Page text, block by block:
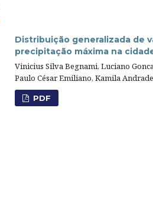
Distribuição generalizada de
precipitação máxima na
Vinicius Silva Begnami, Luciano
Paulo César Emiliano, Kamila
PDF